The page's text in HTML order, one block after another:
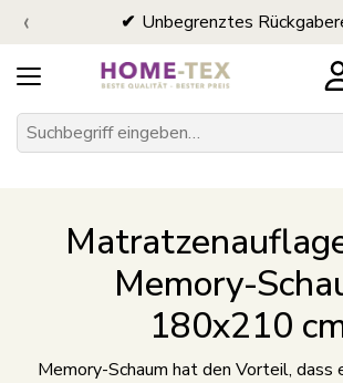
Unbegrenztes
‹
Memory-
180x210
Memory-Schaum hat den Vorteil, dass